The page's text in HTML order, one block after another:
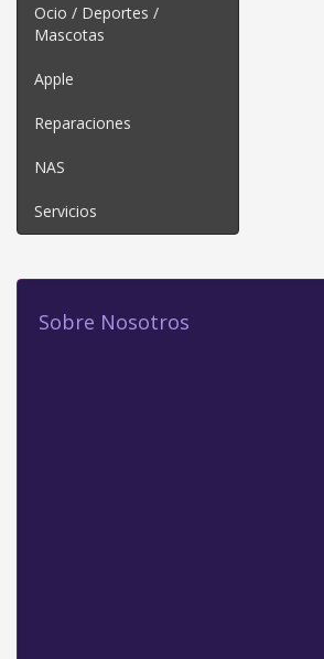
Ocio / Deportes /
Mascotas
Apple
Reparaciones
NAS
Servicios
Sobre Nosotros